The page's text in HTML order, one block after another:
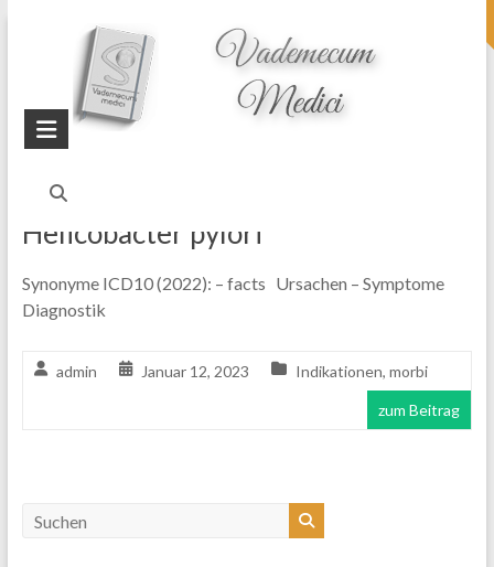
topheader
Startseite
Blog
Helicobacter
Helicobacter pylori
Synonyme ICD10 (2022): – facts Ursachen – Symptome
Diagnostik
admin Januar 12, 2023 Indikationen, morbi
zum Beitrag